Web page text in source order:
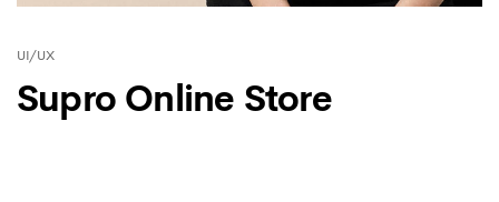
UI/UX
Supro Online Store